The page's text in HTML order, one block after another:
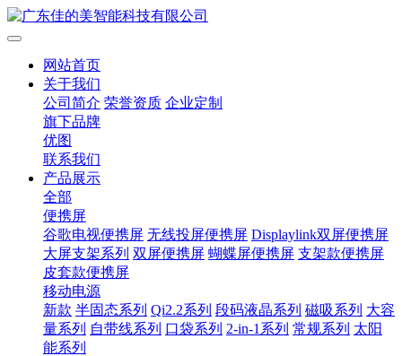
网站首页
关于我们
公司简介 荣誉资质 企业定制
旗下品牌
优图
联系我们
产品展示
全部
便携屏
谷歌电视便携屏 无线投屏便携屏 Displaylink双屏便携屏
大屏支架系列 双屏便携屏 蝴蝶屏便携屏 支架款便携屏
皮套款便携屏
移动电源
新款 半固态系列 Qi2.2系列 段码液晶系列 磁吸系列 大容
量系列 自带线系列 口袋系列 2-in-1系列 常规系列 太阳
能系列